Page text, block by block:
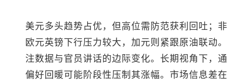
美元多头趋势占优，但高位需防范获利回吐；
欧元英镑下行压力较大，加元则紧跟原油联动
注数据与官员讲话的边际变化。长期视角下，
偏好回暖可能阶段性压制其涨幅。市场信息差